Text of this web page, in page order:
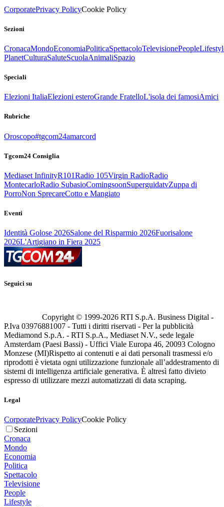
CorporatePrivacy PolicyCookie Policy
Sezioni
CronacaMondoEconomiaPoliticaSpettacoloTelevisionePeople
PlanetCulturaSaluteScuolaAnimaliSpazio
Speciali
Elezioni ItaliaElezioni esteroGrande FratelloL'isola dei famosiAmici
Rubriche
Oroscopo#tgcom24amarcord
Tgcom24 Consiglia
Mediaset InfinityR101Radio 105Virgin RadioRadio
MontecarloRadio SubasioComingsoonSuperguidatvZuppa di
PorroNon SprecareCotto e Mangiato
Eventi
Identità Golose 2026Salone del Risparmio 2026Fuorisalone
2026L'Artigiano in Fiera 2025
Seguici su
Copyright © 1999-2026 RTI S.p.A. Business Digital -
P.Iva 03976881007 - Tutti i diritti riservati - Per la pubblicità
Mediamond S.p.A. - RTI S.p.A., Mediaset N.V., sede legale
Amsterdam (Paesi Bassi) - Uffici Viale Europa 46, 20093 Cologno
Monzese (MI)Rispetto ai contenuti e ai dati personali trasmessi e/o
riprodotti è vietata ogni utilizzazione funzionale all’addestramento di
sistemi di intelligenza artificiale generativa. È altresì fatto divieto
espresso di utilizzare mezzi automatizzati di data scraping.
Legal
CorporatePrivacy PolicyCookie Policy
Sezioni
Cronaca
Mondo
Economia
Politica
Spettacolo
Televisione
People
Lifestyle